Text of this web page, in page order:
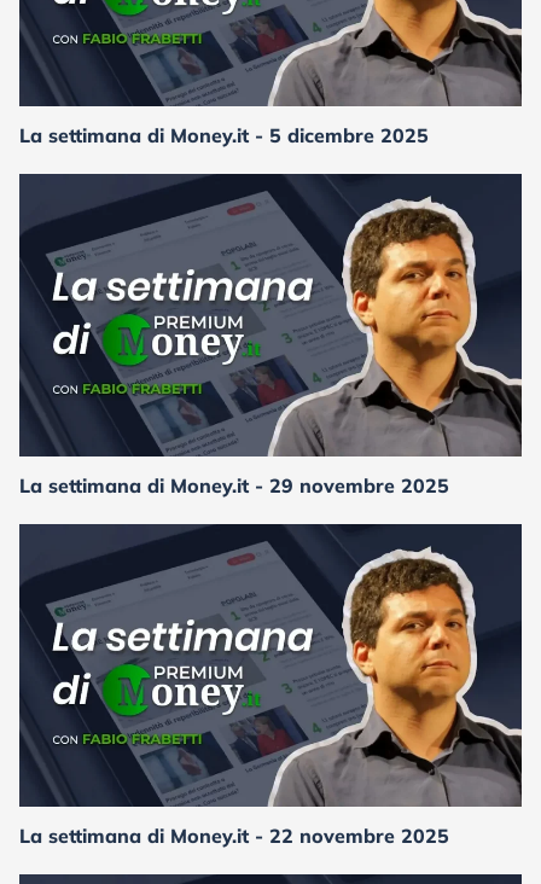
La settimana di Money.it - 5 dicembre 2025
La settimana di Money.it - 29 novembre 2025
La settimana di Money.it - 22 novembre 2025